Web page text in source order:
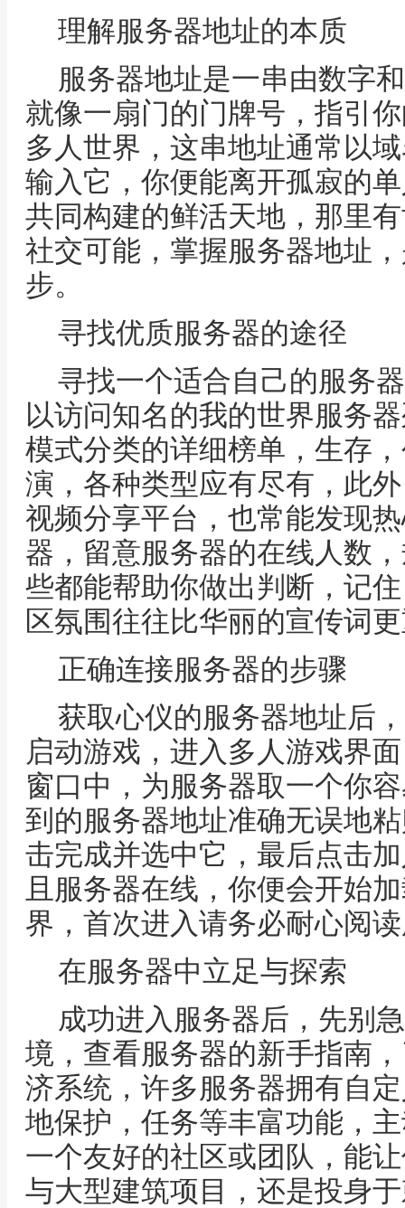
理解服务器地址的本质
服务器地址是一串由数字
就像一扇门的门牌号，指引
多人世界，这串地址通常以
输入它，你便能离开孤寂的
共同构建的鲜活天地，那里
社交可能，掌握服务器地址
步。
寻找优质服务器的途径
寻找一个适合自己的服务
以访问知名的我的世界服务
模式分类的详细榜单，生存
演，各种类型应有尽有，此
视频分享平台，也常能发现
器，留意服务器的在线人数
些都能帮助你做出判断，记
区氛围往往比华丽的宣传词
正确连接服务器的步骤
获取心仪的服务器地址后
启动游戏，进入多人游戏界
窗口中，为服务器取一个你
到的服务器地址准确无误地
击完成并选中它，最后点击
且服务器在线，你便会开始
界，首次进入请务必耐心阅
在服务器中立足与探索
成功进入服务器后，先别
境，查看服务器的新手指南
济系统，许多服务器拥有自
地保护，任务等丰富功能，
一个友好的社区或团队，能
与大型建筑项目，还是投身